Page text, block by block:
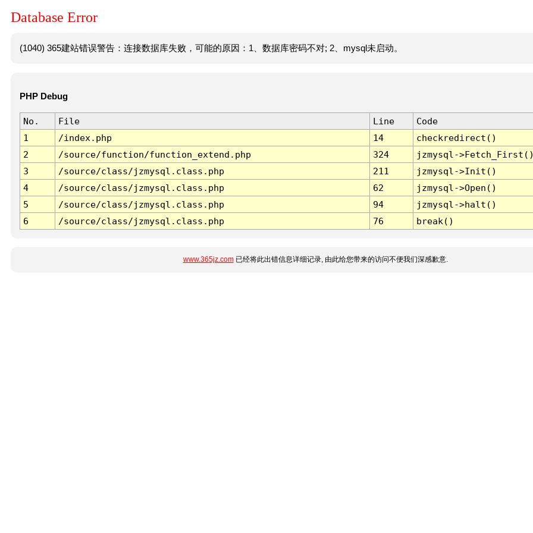
Database Error
(1040) 365建站错误警告：连接数据库失败，可能的原因：1、数据库密码不对; 2、mysql未启动。
PHP Debug
No. File Line
Code
1
/index.php 14
checkredirect()
2
/source/function/function_extend.php 324
jzmysql-
3
/source/class/jzmysql.class.php 211
jzmysql->Init()
4
/source/class/jzmysql.class.php 62
jzmysql->Open()
5
/source/class/jzmysql.class.php 94
jzmysql->halt()
6
/source/class/jzmysql.class.php 76 break()
www.365jz.com已经将此出错信息详细记录, 由此给您带来的访问不便我们深感歉意.